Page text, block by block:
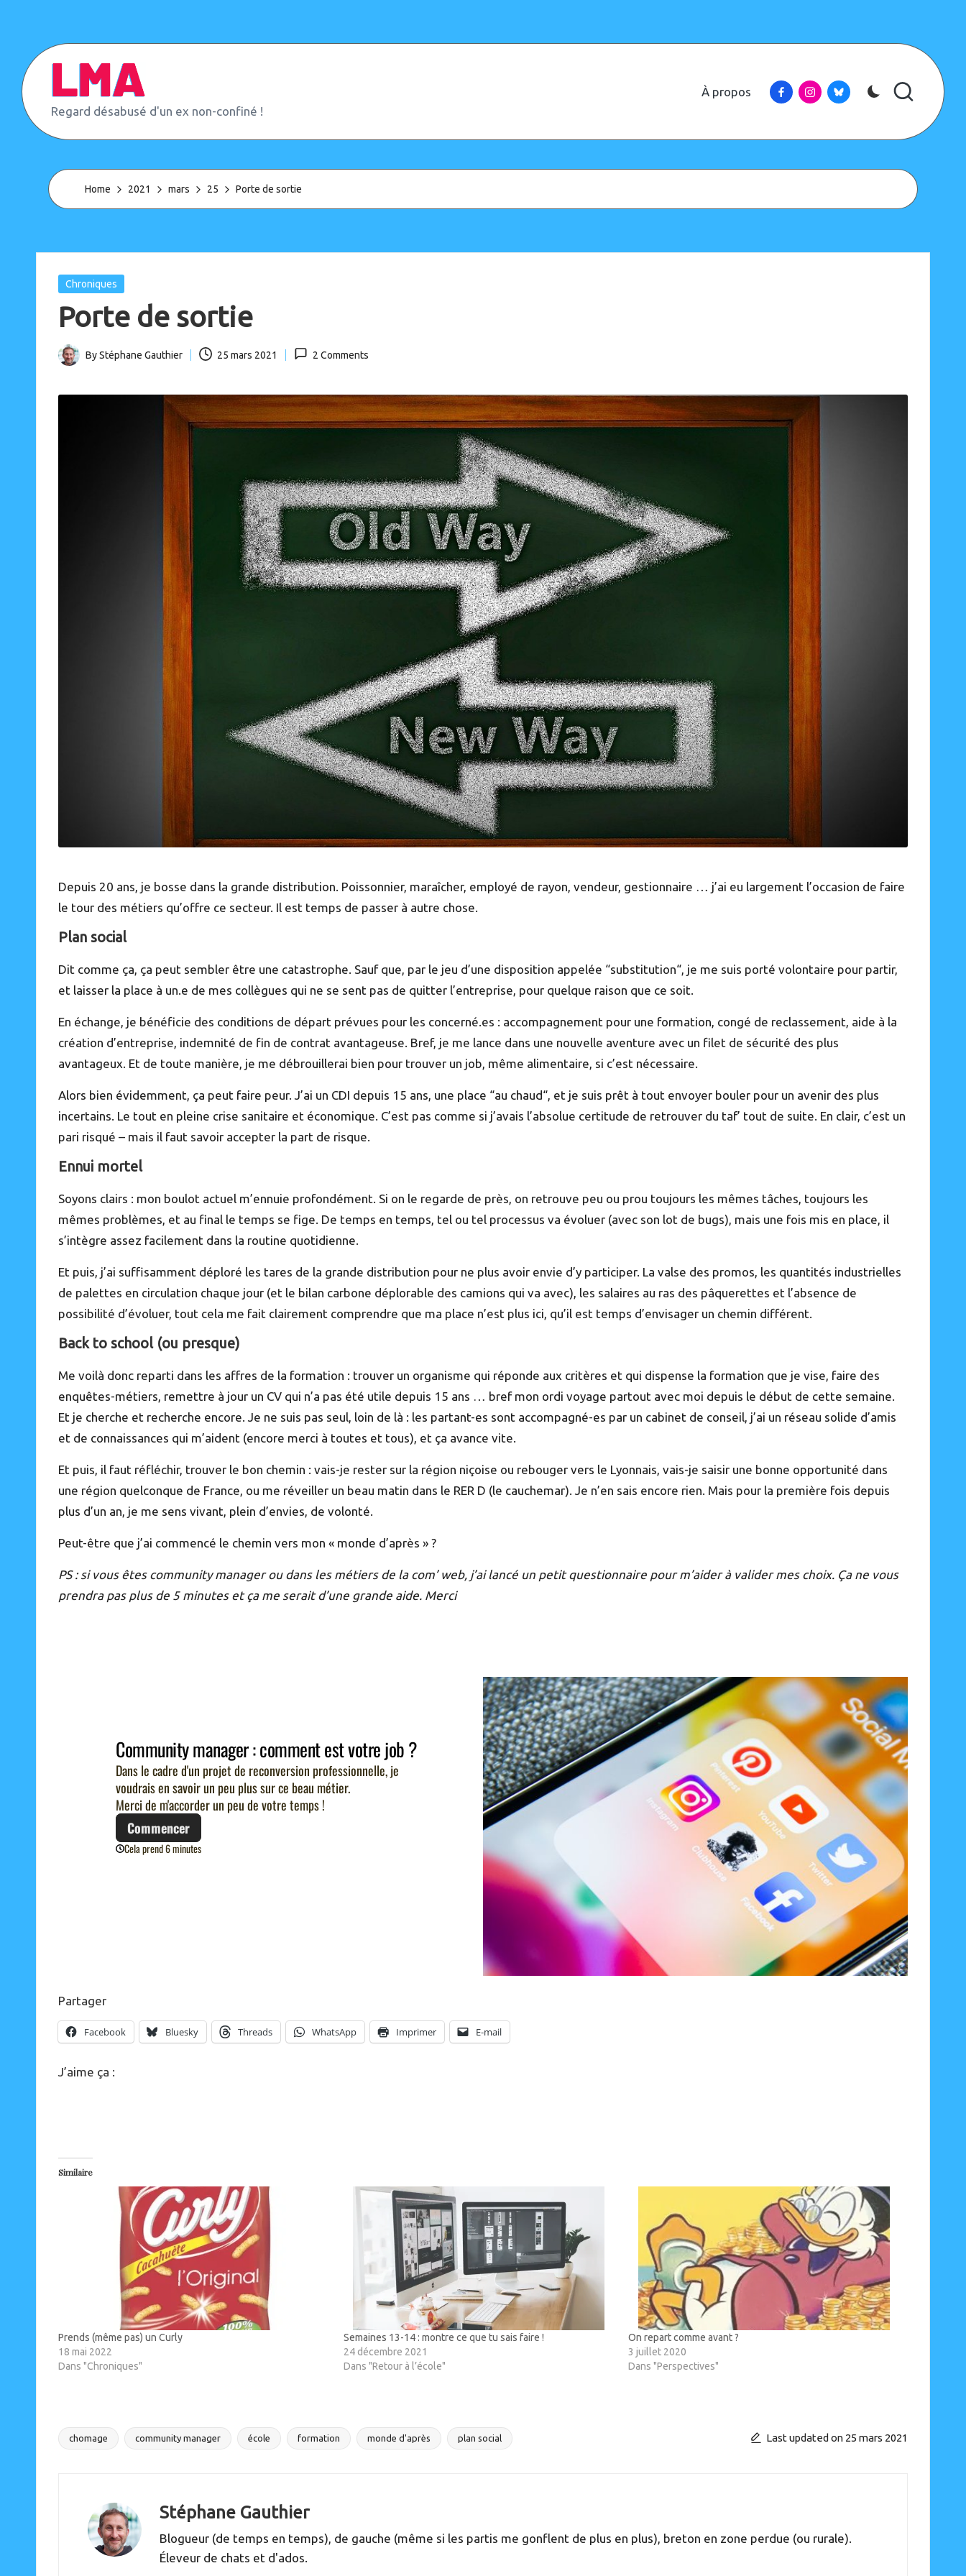
content
L
e
M
n
d
e
è
p
Regard désabusé d'un ex non-confiné !
À propos FacebookInstagram
Bluesky
Home 2021 mars 25 Porte de sortie
Posted
Chroniques
Porte de sortie
Posted
ByStéphane Gauthier 25 mars 2021 2 Comments
Depuis 20 ans, je bosse dans la grande distribution. Poissonnier, maraîcher, employé de rayon, vendeur, gestionnaire … j’ai eu largement l’occasion de faire
le tour des métiers qu’offre ce secteur. Il est temps de passer à autre chose.
Plan social
Dit comme ça, ça peut sembler être une catastrophe. Sauf que, par le jeu d’une disposition appelée “substitution“, je me suis porté volontaire pour partir,
et laisser la place à un.e de mes collègues qui ne se sent pas de quitter l’entreprise, pour quelque raison que ce soit.
En échange, je bénéficie des conditions de départ prévues pour les concerné.es : accompagnement pour une formation, congé de reclassement, aide à la
création d’entreprise, indemnité de fin de contrat avantageuse. Bref, je me lance dans une nouvelle aventure avec un filet de sécurité des plus
avantageux. Et de toute manière, je me débrouillerai bien pour trouver un job, même alimentaire, si c’est nécessaire.
Alors bien évidemment, ça peut faire peur. J’ai un CDI depuis 15 ans, une place “au chaud“, et je suis prêt à tout envoyer bouler pour un avenir des plus
incertains. Le tout en pleine crise sanitaire et économique. C’est pas comme si j’avais l’absolue certitude de retrouver du taf’ tout de suite. En clair, c’est un
pari risqué – mais il faut savoir accepter la part de risque.
Ennui mortel
Soyons clairs : mon boulot actuel m’ennuie profondément. Si on le regarde de près, on retrouve peu ou prou toujours les mêmes tâches, toujours les
mêmes problèmes, et au final le temps se fige. De temps en temps, tel ou tel processus va évoluer (avec son lot de bugs), mais une fois mis en place, il
s’intègre assez facilement dans la routine quotidienne.
Et puis, j’ai suffisamment déploré les tares de la grande distribution pour ne plus avoir envie d’y participer. La valse des promos, les quantités industrielles
de palettes en circulation chaque jour (et le bilan carbone déplorable des camions qui va avec), les salaires au ras des pâquerettes et l’absence de
possibilité d’évoluer, tout cela me fait clairement comprendre que ma place n’est plus ici, qu’il est temps d’envisager un chemin différent.
Back to school (ou presque)
Me voilà donc reparti dans les affres de la formation : trouver un organisme qui réponde aux critères et qui dispense la formation que je vise, faire des
enquêtes-métiers, remettre à jour un CV qui n’a pas été utile depuis 15 ans … bref mon ordi voyage partout avec moi depuis le début de cette semaine.
Et je cherche et recherche encore. Je ne suis pas seul, loin de là : les partant-es sont accompagné-es par un cabinet de conseil, j’ai un réseau solide d’amis
et de connaissances qui m’aident (encore merci à toutes et tous), et ça avance vite.
Et puis, il faut réfléchir, trouver le bon chemin : vais-je rester sur la région niçoise ou rebouger vers le Lyonnais, vais-je saisir une bonne opportunité dans
une région quelconque de France, ou me réveiller un beau matin dans le RER D (le cauchemar). Je n’en sais encore rien. Mais pour la première fois depuis
plus d’un an, je me sens vivant, plein d’envies, de volonté.
Peut-être que j’ai commencé le chemin vers mon « monde d’après » ?
PS : si vous êtes community manager ou dans les métiers de la com’ web, j’ai lancé un petit questionnaire pour m’aider à valider mes choix. Ça ne vous
prendra pas plus de 5 minutes et ça me serait d’une grande aide. Merci
Partager
Facebook Bluesky Threads WhatsApp Imprimer E-mail
J’aime ça :
Similaire
Prends (même pas) un Curly
18 mai 2022
Dans "Chroniques"
Semaines 13-14 : montre ce que tu sais faire !
24 décembre 2021
Dans "Retour à l’école"
On repart comme avant ?
3 juillet 2020
Dans "Perspectives"
Tags:
chomage community manager école formation monde d'après plan social Last updated on 25 mars 2021
Stéphane Gauthier
Blogueur (de temps en temps), de gauche (même si les partis me gonflent de plus en plus), breton en zone perdue (ou rurale).
Éleveur de chats et d'ados.